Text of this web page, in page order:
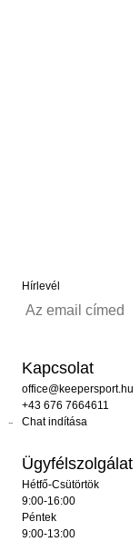
Hírlevél
Kapcsolat
office@keepersport.hu
+43 676 7664611
Chat indítása
Ügyfélszolgálat
Hétfő-Csütörtök
9:00-16:00
Péntek
9:00-13:00